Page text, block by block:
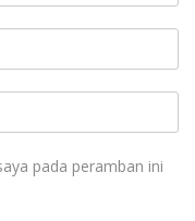
pada peramban ini